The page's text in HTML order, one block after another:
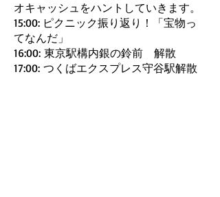
オキャッシュをハントしていきます。
15:00: ピクニック振り返り！「宝物っ
てなんだ」
16:00: 東京駅構内銀の鈴前 解散
17:00: つくばエクスプレス守谷駅解散